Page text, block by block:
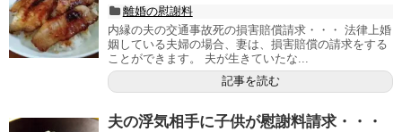
離婚の慰謝料
内縁の夫の交通事故死の損害賠償請求・・・ 法律上婚
姻している夫婦の場合、妻は、損害賠償の請求をする
ことができます。 夫が生きていたな...
記事を読む
夫の浮気相手に子供が慰謝料請求・・・